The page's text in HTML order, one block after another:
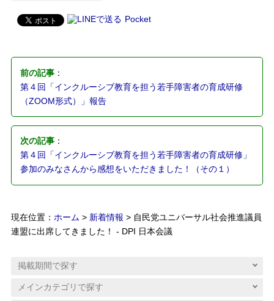
Pocket
前の記事：
第４回「インクルーシブ教育を担う若手障害者の育成研修
（ZOOM形式）」報告
次の記事：
第４回「インクルーシブ教育を担う若手障害者の育成研修」
参加のみなさんから感想をいただきました！（その１）
現在位置： ホーム > 新着情報 > 自民党ユニバーサル社会推進議員
連盟に出席してきました！ - DPI 日本会議